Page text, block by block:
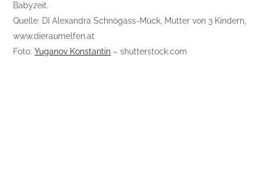
Babyzeit.
Quelle: DI Alexandra Schnögass-Mück, Mutter von 3 Kindern,
www.dieraumelfen.at
Foto:Yuganov Konstantin – shutterstock.com